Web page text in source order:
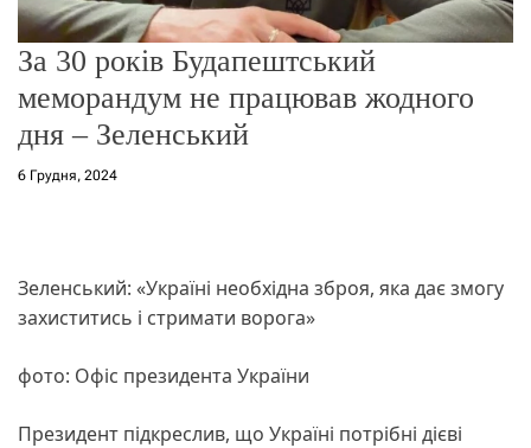
За 30 років Будапештський
меморандум не працював жодного
дня – Зеленський
6 Грудня, 2024
Зеленський: «Україні необхідна зброя, яка дає змогу
захиститись і стримати ворога»
фото: Офіс президента України
Президент підкреслив, що Україні потрібні дієві